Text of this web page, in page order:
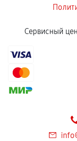
Сервисный